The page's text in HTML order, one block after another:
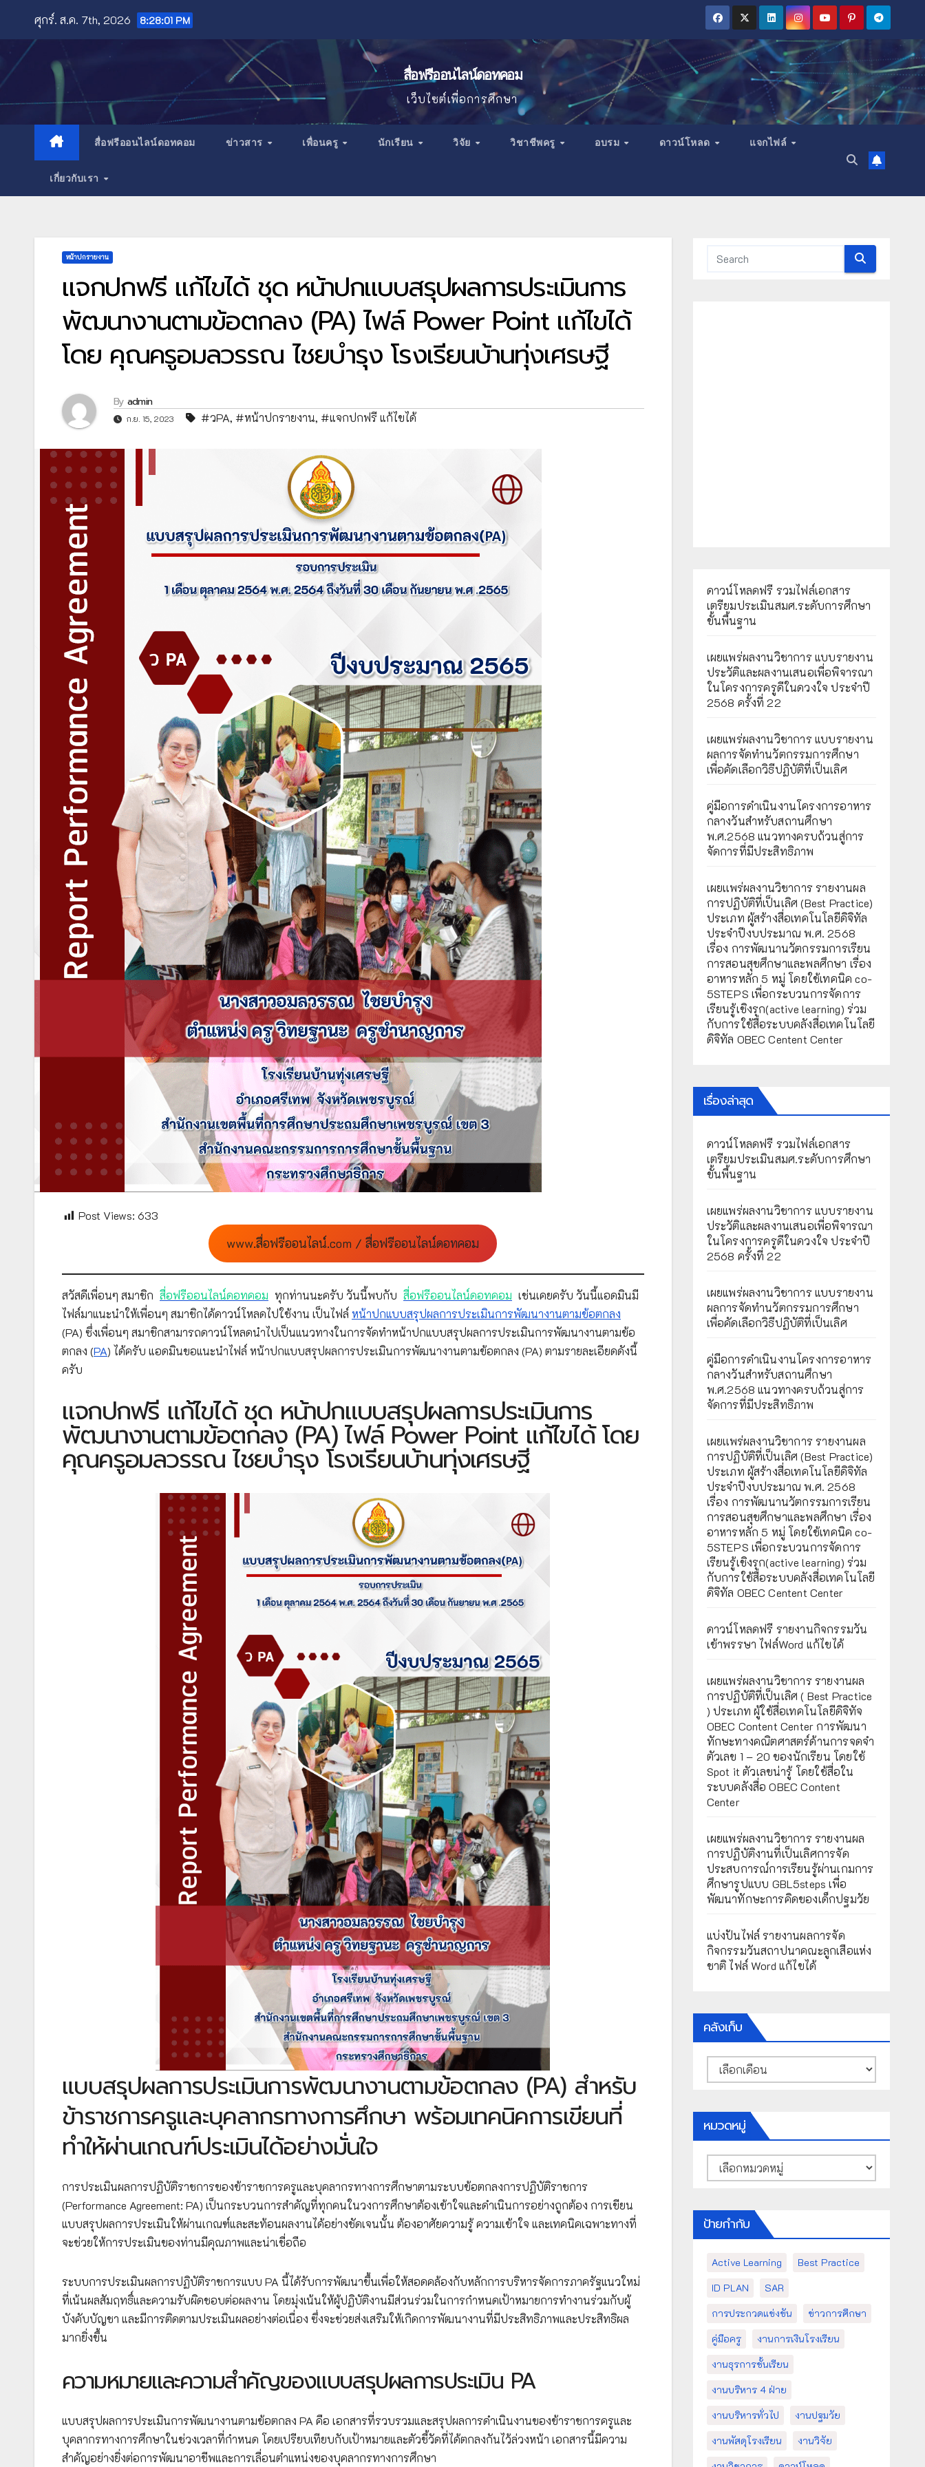
content
ศุกร์. ส.ค. 7th, 2026 8:28:03 PM
สื่อฟรีออนไลน์ดอทคอม
เว็บไซต์เพื่อการศึกษา
สื่อฟรีออนไลน์ดอทคอม ข่าวสาร เพื่อนครู นักเรียน วิจัย วิชาชีพครู อบรม ดาวน์โหลด แจกไฟล์
เกี่ยวกับเรา
หน้าปกรายงาน
แจกปกฟรี แก้ไขได้ ชุด หน้าปกแบบสรุปผลการประเมินการ
พัฒนางานตามข้อตกลง (PA) ไฟล์ Power Point แก้ไขได้
โดย คุณครูอมลวรรณ ไชยบำรุง โรงเรียนบ้านทุ่งเศรษฐี
By admin
ก.ย. 15, 2023 #วPA, #หน้าปกรายงาน, #แจกปกฟรี แก้ไขได้
Post Views: 633
www.สื่อฟรีออนไลน์.com / สื่อฟรีออนไลน์ดอทคอม
สวัสดีเพื่อนๆ สมาชิก สื่อฟรีออนไลน์ดอทคอม ทุกท่านนะครับ วันนี้พบกับ สื่อฟรีออนไลน์ดอทคอม เช่นเคยครับ วันนี้แอดมินมี
ไฟล์มาแนะนำให้เพื่อนๆ สมาชิกได้ดาวน์โหลดไปใช้งาน เป็นไฟล์ หน้าปกแบบสรุปผลการประเมินการพัฒนางานตามข้อตกลง
(PA) ซึ่งเพื่อนๆ สมาชิกสามารถดาวน์โหลดนำไปเป็นแนวทางในการจัดทำหน้าปกแบบสรุปผลการประเมินการพัฒนางานตามข้อ
ตกลง (PA) ได้ครับ แอดมินขอแนะนำไฟล์ หน้าปกแบบสรุปผลการประเมินการพัฒนางานตามข้อตกลง (PA) ตามรายละเอียดดังนี้
ครับ
แจกปกฟรี แก้ไขได้ ชุด หน้าปกแบบสรุปผลการประเมินการ
พัฒนางานตามข้อตกลง (PA) ไฟล์ Power Point แก้ไขได้ โดย
คุณครูอมลวรรณ ไชยบำรุง โรงเรียนบ้านทุ่งเศรษฐี
แบบสรุปผลการประเมินการพัฒนางานตามข้อตกลง (PA) สำหรับ
ข้าราชการครูและบุคลากรทางการศึกษา พร้อมเทคนิคการเขียนที่
ทำให้ผ่านเกณฑ์ประเมินได้อย่างมั่นใจ
การประเมินผลการปฏิบัติราชการของข้าราชการครูและบุคลากรทางการศึกษาตามระบบข้อตกลงการปฏิบัติราชการ
(Performance Agreement: PA) เป็นกระบวนการสำคัญที่ทุกคนในวงการศึกษาต้องเข้าใจและดำเนินการอย่างถูกต้อง การเขียน
แบบสรุปผลการประเมินให้ผ่านเกณฑ์และสะท้อนผลงานได้อย่างชัดเจนนั้น ต้องอาศัยความรู้ ความเข้าใจ และเทคนิคเฉพาะทางที่
จะช่วยให้การประเมินของท่านมีคุณภาพและน่าเชื่อถือ
ระบบการประเมินผลการปฏิบัติราชการแบบ PA นี้ได้รับการพัฒนาขึ้นเพื่อให้สอดคล้องกับหลักการบริหารจัดการภาครัฐแนวใหม่
ที่เน้นผลสัมฤทธิ์และความรับผิดชอบต่อผลงาน โดยมุ่งเน้นให้ผู้ปฏิบัติงานมีส่วนร่วมในการกำหนดเป้าหมายการทำงานร่วมกับผู้
บังคับบัญชา และมีการติดตามประเมินผลอย่างต่อเนื่อง ซึ่งจะช่วยส่งเสริมให้เกิดการพัฒนางานที่มีประสิทธิภาพและประสิทธิผล
มากยิ่งขึ้น
ความหมายและความสำคัญของแบบสรุปผลการประเมิน PA
แบบสรุปผลการประเมินการพัฒนางานตามข้อตกลง PA คือ เอกสารที่รวบรวมและสรุปผลการดำเนินงานของข้าราชการครูและ
บุคลากรทางการศึกษาในช่วงเวลาที่กำหนด โดยเปรียบเทียบกับเป้าหมายและตัวชี้วัดที่ได้ตกลงกันไว้ล่วงหน้า เอกสารนี้มีความ
สำคัญอย่างยิ่งต่อการพัฒนาอาชีพและการเลื่อนตำแหน่งของบุคลากรทางการศึกษา
ดาวน์โหลดฟรี รวมไฟล์เอกสาร
เตรียมประเมินสมศ.ระดับการศึกษา
ขั้นพื้นฐาน
เผยแพร่ผลงานวิชาการ แบบรายงาน
ประวัติและผลงานเสนอเพื่อพิจารณา
ในโครงการครูดีในดวงใจ ประจำปี
2568 ครั้งที่ 22
เผยแพร่ผลงานวิชาการ แบบรายงาน
ผลการจัดทำนวัตกรรมการศึกษา
เพื่อคัดเลือกวิธีปฏิบัติที่เป็นเลิศ
คู่มือการดำเนินงานโครงการอาหาร
กลางวันสำหรับสถานศึกษา
พ.ศ.2568 แนวทางครบถ้วนสู่การ
จัดการที่มีประสิทธิภาพ
เผยเเพร่ผลงานวิชาการ รายงานผล
การปฏิบัติที่เป็นเลิศ (Best Practice)
ประเภท ผู้สร้างสื่อเทคโนโลยีดิจิทัล
ประจำปีงบประมาณ พ.ศ. 2568
เรื่อง การพัฒนานวัตกรรมการเรียน
การสอนสุขศึกษาและพลศึกษา เรื่อง
อาหารหลัก 5 หมู่ โดยใช้เทคนิค co-
5STEPS เพื่อกระบวนการจัดการ
เรียนรู้เชิงรุก(active learning) ร่วม
กับการใช้สื่อระบบคลังสื่อเทคโนโลยี
ดิจิทัล OBEC Centent Center
เรื่องล่าสุด
ดาวน์โหลดฟรี รวมไฟล์เอกสาร
เตรียมประเมินสมศ.ระดับการศึกษา
ขั้นพื้นฐาน
เผยแพร่ผลงานวิชาการ แบบรายงาน
ประวัติและผลงานเสนอเพื่อพิจารณา
ในโครงการครูดีในดวงใจ ประจำปี
2568 ครั้งที่ 22
เผยแพร่ผลงานวิชาการ แบบรายงาน
ผลการจัดทำนวัตกรรมการศึกษา
เพื่อคัดเลือกวิธีปฏิบัติที่เป็นเลิศ
คู่มือการดำเนินงานโครงการอาหาร
กลางวันสำหรับสถานศึกษา
พ.ศ.2568 แนวทางครบถ้วนสู่การ
จัดการที่มีประสิทธิภาพ
เผยเเพร่ผลงานวิชาการ รายงานผล
การปฏิบัติที่เป็นเลิศ (Best Practice)
ประเภท ผู้สร้างสื่อเทคโนโลยีดิจิทัล
ประจำปีงบประมาณ พ.ศ. 2568
เรื่อง การพัฒนานวัตกรรมการเรียน
การสอนสุขศึกษาและพลศึกษา เรื่อง
อาหารหลัก 5 หมู่ โดยใช้เทคนิค co-
5STEPS เพื่อกระบวนการจัดการ
เรียนรู้เชิงรุก(active learning) ร่วม
กับการใช้สื่อระบบคลังสื่อเทคโนโลยี
ดิจิทัล OBEC Centent Center
ดาวน์โหลดฟรี รายงานกิจกรรมวัน
เข้าพรรษา ไฟล์Word แก้ไขได้
เผยแพร่ผลงานวิชาการ รายงานผล
การปฏิบัติที่เป็นเลิศ ( Best Practice
) ประเภท ผู้ใช้สื่อเทคโนโลยีดิจิทัจ
OBEC Content Center การพัฒนา
ทักษะทางคณิตศาสตร์ด้านการจดจำ
ตัวเลข 1 – 20 ของนักเรียน โดยใช้
Spot it ตัวเลขน่ารู้ โดยใช้สื่อใน
ระบบคลังสื่อ OBEC Content
Center
เผยแพร่ผลงานวิชาการ รายงานผล
การปฏิบัติงานที่เป็นเลิศการจัด
ประสบการณ์การเรียนรู้ผ่านเกมการ
ศึกษารูปแบบ GBL5steps เพื่อ
พัฒนาทักษะการคิดของเด็กปฐมวัย
แบ่งปันไฟล์ รายงานผลการจัด
กิจกรรมวันสถาปนาคณะลูกเสือแห่ง
ชาติ ไฟล์ Word แก้ไขได้
คลังเก็บ
คลัง
เก็บ
หมวดหมู่
หมวด
หมู่
ป้ายกำกับ
Active Learning
Best Practice
ID PLAN
SAR
การประกวดแข่งขัน
ข่าวการศึกษา
คู่มือครู
งานการเงินโรงเรียน
งานธุรการชั้นเรียน
งานบริหาร 4 ฝ่าย
งานบริหารทั่วไป
งานปฐมวัย
งานพัสดุโรงเรียน
งานวิจัย